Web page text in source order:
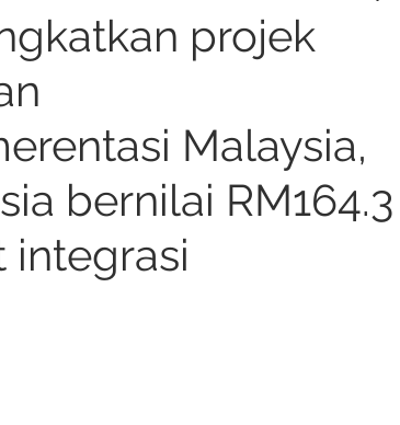
projek
Malaysia,
bernilai RM164.3
integrasi